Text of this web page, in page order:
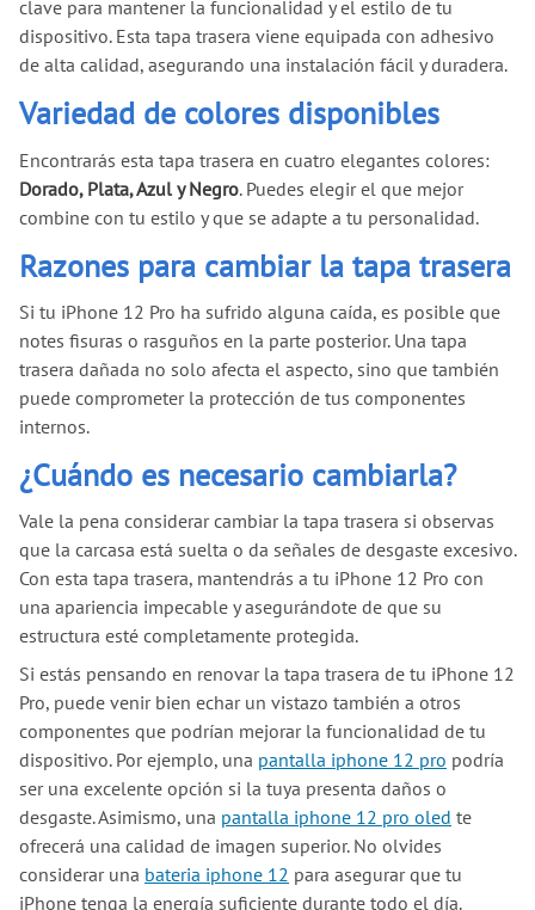
clave para mantener la funcionalidad y el estilo de tu
dispositivo. Esta tapa trasera viene equipada con adhesivo
de alta calidad, asegurando una instalación fácil y duradera.
Variedad de colores disponibles
Encontrarás esta tapa trasera en cuatro elegantes colores:
Dorado, Plata, Azul y Negro. Puedes elegir el que mejor
combine con tu estilo y que se adapte a tu personalidad.
Razones para cambiar la tapa trasera
Si tu iPhone 12 Pro ha sufrido alguna caída, es posible que
notes fisuras o rasguños en la parte posterior. Una tapa
trasera dañada no solo afecta el aspecto, sino que también
puede comprometer la protección de tus componentes
internos.
¿Cuándo es necesario cambiarla?
Vale la pena considerar cambiar la tapa trasera si observas
que la carcasa está suelta o da señales de desgaste excesivo.
Con esta tapa trasera, mantendrás a tu iPhone 12 Pro con
una apariencia impecable y asegurándote de que su
estructura esté completamente protegida.
Si estás pensando en renovar la tapa trasera de tu iPhone 12
Pro, puede venir bien echar un vistazo también a otros
componentes que podrían mejorar la funcionalidad de tu
dispositivo. Por ejemplo, una pantalla iphone 12 pro podría
ser una excelente opción si la tuya presenta daños o
desgaste. Asimismo, una pantalla iphone 12 pro oled te
ofrecerá una calidad de imagen superior. No olvides
considerar una bateria iphone 12 para asegurar que tu
iPhone tenga la energía suficiente durante todo el día.